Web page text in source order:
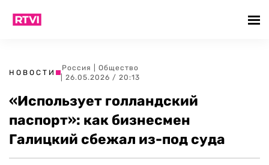
НОВОСТИ
Россия
Общество
| 26.05.2026 / 20:13
«Использует голландский
паспорт»: как бизнесмен
Галицкий сбежал из-под суда